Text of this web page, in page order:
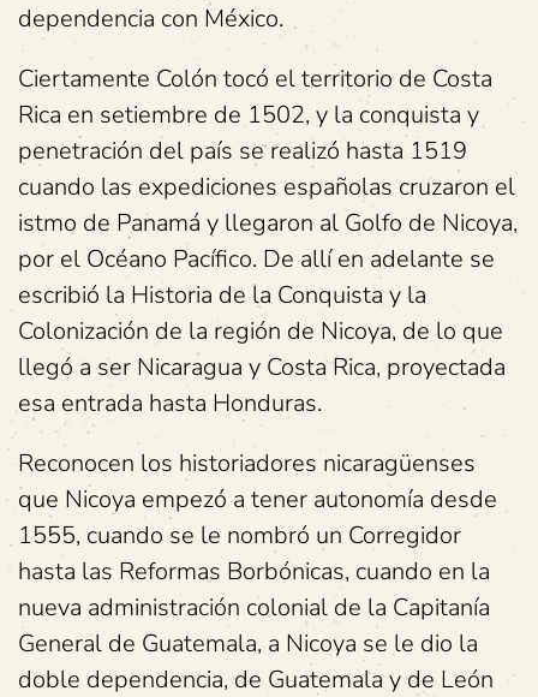
dependencia con México.
Ciertamente Colón tocó el territorio de Costa
Rica en setiembre de 1502, y la conquista y
penetración del país se realizó hasta 1519
cuando las expediciones españolas cruzaron el
istmo de Panamá y llegaron al Golfo de Nicoya,
por el Océano Pacífico. De allí en adelante se
escribió la Historia de la Conquista y la
Colonización de la región de Nicoya, de lo que
llegó a ser Nicaragua y Costa Rica, proyectada
esa entrada hasta Honduras.
Reconocen los historiadores nicaragüenses
que Nicoya empezó a tener autonomía desde
1555, cuando se le nombró un Corregidor
hasta las Reformas Borbónicas, cuando en la
nueva administración colonial de la Capitanía
General de Guatemala, a Nicoya se le dio la
doble dependencia, de Guatemala y de León